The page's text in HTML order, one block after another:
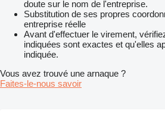
doute sur le nom de l'entreprise.
Substitution de ses propres
entreprise réelle
Avant d'effectuer le virement,
indiquées sont exactes et qu'elles
indiquée.
Vous avez trouvé une arnaque ?
Faites-le-nous savoir